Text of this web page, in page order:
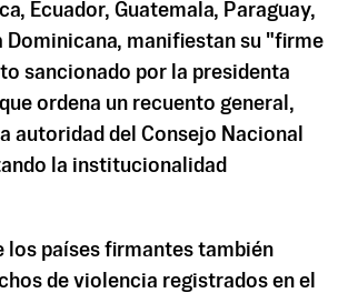
Ecuador, Guatemala, Paraguay,
Dominicana, manifiestan su "firme
sancionado por la presidenta
ordena un recuento general,
autoridad del Consejo Nacional
la institucionalidad
los países firmantes también
de violencia registrados en el